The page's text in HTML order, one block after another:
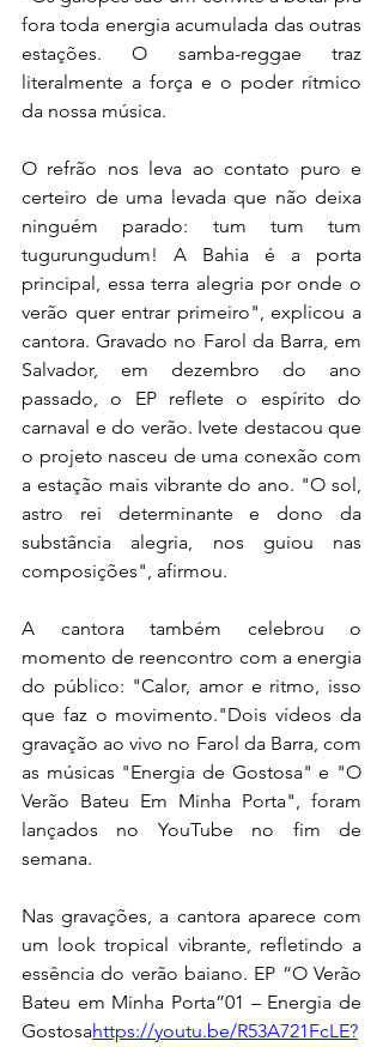
fora toda energia acumulada das outras
estações. O samba-reggae traz
literalmente a força e o poder rítmico
da nossa música.
O refrão nos leva ao contato puro e
certeiro de uma levada que não deixa
ninguém parado: tum tum tum
tugurungudum! A Bahia é a porta
principal, essa terra alegria por onde o
verão quer entrar primeiro", explicou a
cantora. Gravado no Farol da Barra, em
Salvador, em dezembro do ano
passado, o EP reflete o espírito do
carnaval e do verão. Ivete destacou que
o projeto nasceu de uma conexão com
a estação mais vibrante do ano. "O sol,
astro rei determinante e dono da
substância alegria, nos guiou nas
composições", afirmou.
A cantora também celebrou o
momento de reencontro com a energia
do público: "Calor, amor e ritmo, isso
que faz o movimento."Dois vídeos da
gravação ao vivo no Farol da Barra, com
as músicas "Energia de Gostosa" e "O
Verão Bateu Em Minha Porta", foram
lançados no YouTube no fim de
semana.
Nas gravações, a cantora aparece com
um look tropical vibrante, refletindo a
essência do verão baiano. EP “O Verão
Bateu em Minha Porta”01 – Energia de
Gostosahttps://youtu.be/R53A721FcLE?